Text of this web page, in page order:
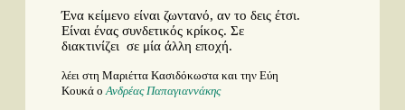
Small Talk
Blog
Ένα κείμενο είναι ζωντανό, αν το δεις έτσι.
Είναι ένας συνδετικός κρίκος. Σε
διακτινίζει σε μία άλλη εποχή.
λέει στη Μαριέττα Κασιδόκωστα και την Εύη
Κουκά ο Ανδρέας Παπαγιαννάκης